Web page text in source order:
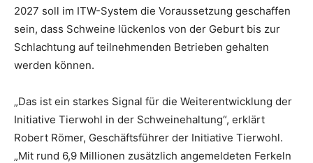
2027 soll im ITW-System die Voraussetzung geschaffen
sein, dass Schweine lückenlos von der Geburt bis zur
Schlachtung auf teilnehmenden Betrieben gehalten
werden können.
„Das ist ein starkes Signal für die Weiterentwicklung der
Initiative Tierwohl in der Schweinehaltung“, erklärt
Robert Römer, Geschäftsführer der Initiative Tierwohl.
„Mit rund 6,9 Millionen zusätzlich angemeldeten Ferkeln